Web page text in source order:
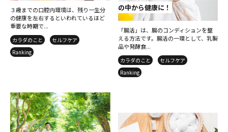
３歳までの口腔内環境は、残り一生分
の健康を左右するといわれているほど
重要な時期で...
カラダのこと
セルフケア
Ranking
の中から健康に！
「腸活」は、腸のコンディションを整
える方法です。腸活の一環として、乳製
品や発酵食...
カラダのこと
セルフケア
Ranking